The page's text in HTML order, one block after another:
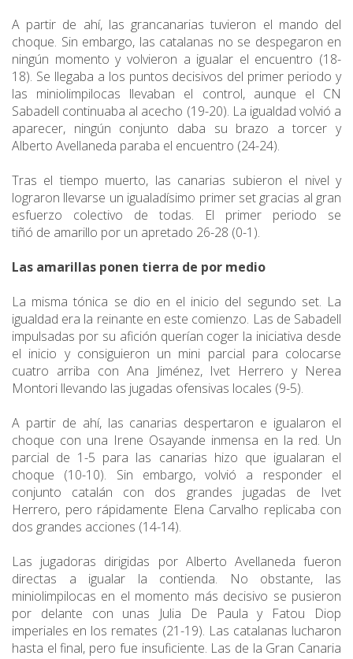
A partir de ahí, las grancanarias tuvieron el mando del
choque. Sin embargo, las catalanas no se despegaron en
ningún momento y volvieron a igualar el encuentro (18-
18). Se llegaba a los puntos decisivos del primer periodo y
las miniolimpilocas llevaban el control, aunque el CN
Sabadell continuaba al acecho (19-20). La igualdad volvió a
aparecer, ningún conjunto daba su brazo a torcer y
Alberto Avellaneda paraba el encuentro (24-24).
Tras el tiempo muerto, las canarias subieron el nivel y
lograron llevarse un igualadísimo primer set gracias al gran
esfuerzo colectivo de todas. El primer periodo se
tiñó de amarillo por un apretado 26-28 (0-1).
Las amarillas ponen tierra de por medio
La misma tónica se dio en el inicio del segundo set. La
igualdad era la reinante en este comienzo. Las de Sabadell
impulsadas por su afición querían coger la iniciativa desde
el inicio y consiguieron un mini parcial para colocarse
cuatro arriba con Ana Jiménez, Ivet Herrero y Nerea
Montori llevando las jugadas ofensivas locales (9-5).
A partir de ahí, las canarias despertaron e igualaron el
choque con una Irene Osayande inmensa en la red. Un
parcial de 1-5 para las canarias hizo que igualaran el
choque (10-10). Sin embargo, volvió a responder el
conjunto catalán con dos grandes jugadas de Ivet
Herrero, pero rápidamente Elena Carvalho replicaba con
dos grandes acciones (14-14).
Las jugadoras dirigidas por Alberto Avellaneda fueron
directas a igualar la contienda. No obstante, las
miniolimpilocas en el momento más decisivo se pusieron
por delante con unas Julia De Paula y Fatou Diop
imperiales en los remates (21-19). Las catalanas lucharon
hasta el final, pero fue insuficiente. Las de la Gran Canaria